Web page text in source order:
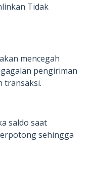
Tidak
mencegah
pengiriman
transaksi.
saldo saat
sehingga